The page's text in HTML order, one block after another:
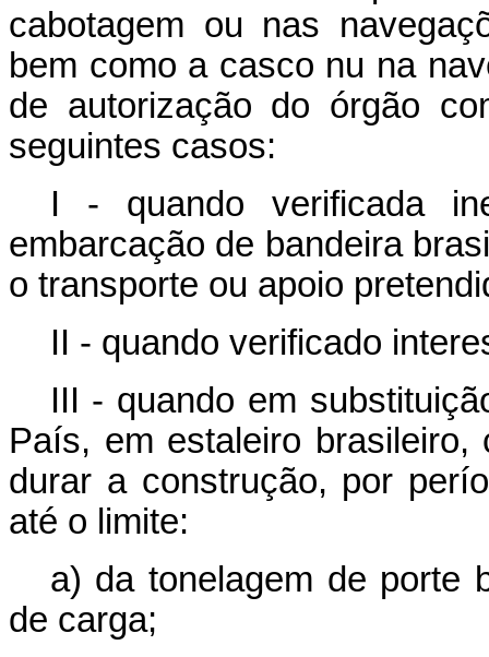
cabotagem ou nas
bem como a casco nu na
de autorização do órgão
seguintes casos:
I - quando verificada
embarcação de bandeira
o transporte ou apoio
II - quando verificado
III - quando em
País, em estaleiro
durar a construção, por
até o limite:
a) da tonelagem de porte
de carga;